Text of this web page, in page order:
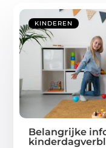
KINDEREN
Belangrijke